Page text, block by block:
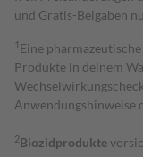
und Gratis-Beigaben
1 Eine
Produkte in deinem
Anwendungshinweise
2Biozidprodukte